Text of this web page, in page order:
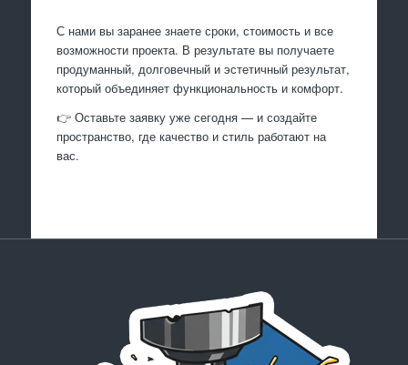
С нами вы заранее знаете сроки, стоимость и все
возможности проекта. В результате вы получаете
продуманный, долговечный и эстетичный результат,
который объединяет функциональность и комфорт.
👉 Оставьте заявку уже сегодня — и создайте
пространство, где качество и стиль работают на
вас.